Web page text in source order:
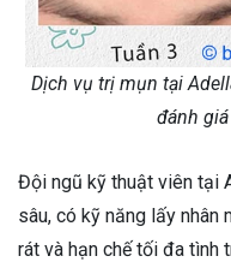
Dịch vụ trị mụn tại
đánh
Đội ngũ kỹ thuật viên tại
sâu, có kỹ năng lấy nhân
rát và hạn chế tối đa tình